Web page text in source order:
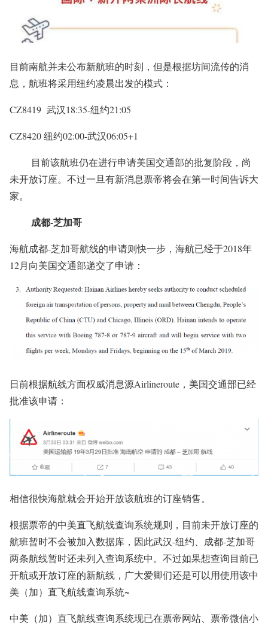
目前南航并未公布新航班的时刻，但是根据坊间流传的消
息，航班将采用纽约凌晨出发的模式：
CZ8419 武汉18:35-纽约21:05
CZ8420 纽约02:00-武汉06:05+1
目前该航班仍在进行申请美国交通部的批复阶段，尚
未开放订座。不过一旦有新消息票帝将会在第一时间告诉大
家。
成都-芝加哥
海航成都-芝加哥航线的申请则快一步，海航已经于2018年
12月向美国交通部递交了申请：
日前根据航线方面权威消息源Airlineroute，美国交通部已经
批准该申请：
相信很快海航就会开始开放该航班的订座销售。
根据票帝的中美直飞航线查询系统规则，目前未开放订座的
航班暂时不会被加入数据库，因此武汉-纽约、成都-芝加哥
两条航线暂时还未列入查询系统中。不过如果想查询目前已
开航或开放订座的新航线，广大爱卿们还是可以用使用该中
美（加）直飞航线查询系统~
中美（加）直飞航线查询系统现已在票帝网站、票帝微信小